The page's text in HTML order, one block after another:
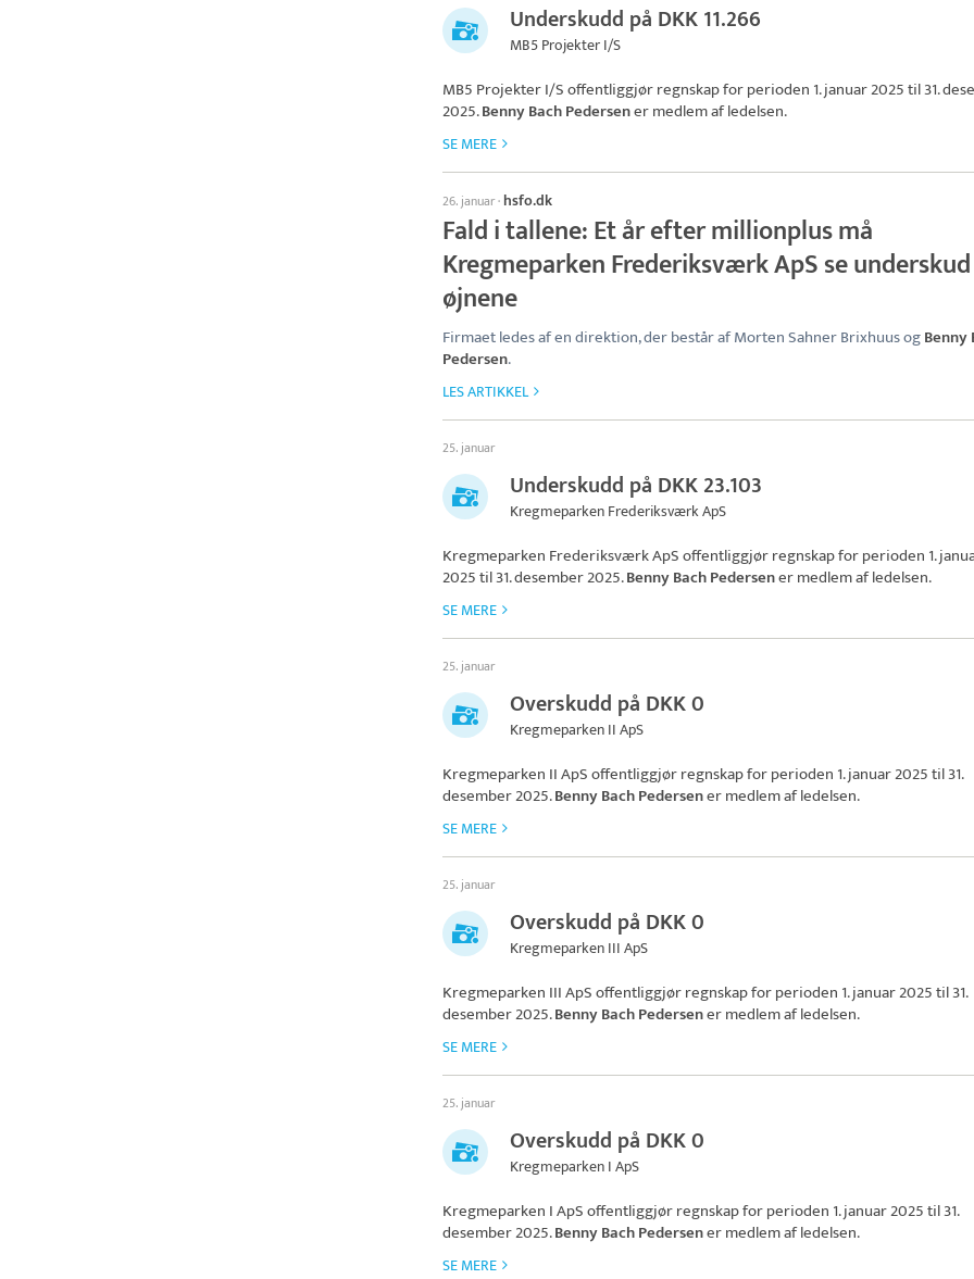
Underskudd på DKK 11.266
MB5 Projekter I/S
MB5 Projekter I/Soffentliggjør regnskap for perioden 1. januar 2025 til 31.
2025.Benny Bach Pedersener medlem af ledelsen.
SE MERE
26. januar· hsfo.dk
Fald i tallene: Et år efter millionplus må
Kregmeparken Frederiksværk ApS se
øjnene
Firmaet ledes af en direktion, der består af Morten Sahner Brixhuus ogBenny
Pedersen.
LES ARTIKKEL
25. januar
Underskudd på DKK 23.103
Kregmeparken Frederiksværk ApS
Kregmeparken Frederiksværk ApSoffentliggjør regnskap for perioden 1.
2025 til 31. desember 2025.Benny Bach Pedersener medlem af ledelsen.
SE MERE
25. januar
Overskudd på DKK 0
Kregmeparken II ApS
Kregmeparken II ApSoffentliggjør regnskap for perioden 1. januar 2025 til 31.
desember 2025.Benny Bach Pedersener medlem af ledelsen.
SE MERE
25. januar
Overskudd på DKK 0
Kregmeparken III ApS
Kregmeparken III ApSoffentliggjør regnskap for perioden 1. januar 2025 til 31.
desember 2025.Benny Bach Pedersener medlem af ledelsen.
SE MERE
25. januar
Overskudd på DKK 0
Kregmeparken I ApS
Kregmeparken I ApSoffentliggjør regnskap for perioden 1. januar 2025 til 31.
desember 2025.Benny Bach Pedersener medlem af ledelsen.
SE MERE